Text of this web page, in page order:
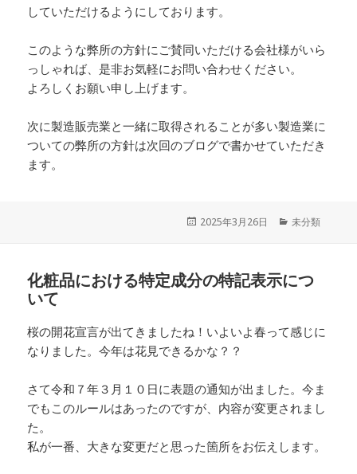
していただけるようにしております。
このような弊所の方針にご賛同いただける会社様がいら
っしゃれば、是非お気軽にお問い合わせください。
よろしくお願い申し上げます。
次に製造販売業と一緒に取得されることが多い製造業に
ついての弊所の方針は次回のブログで書かせていただき
ます。
投
2025年3月26日
カ
ー
未分類
化粧品における特定成分の特記表示につ
いて
桜の開花宣言が出てきましたね！いよいよ春って感じに
なりました。今年は花見できるかな？？
さて令和７年３月１０日に表題の通知が出ました。今ま
でもこのルールはあったのですが、内容が変更されまし
た。
私が一番、大きな変更だと思った箇所をお伝えします。